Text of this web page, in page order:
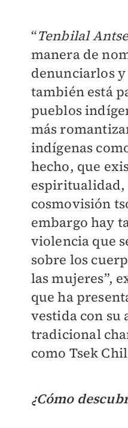
“Tenbilal
manera de
denunciarlos
también está
pueblos
más
indígenas
hecho, que
cosmovisión
embargo hay
violencia que
sobre los
las mujeres”,
que ha
vestida con su
tradicional
como Tsek
¿Cómo